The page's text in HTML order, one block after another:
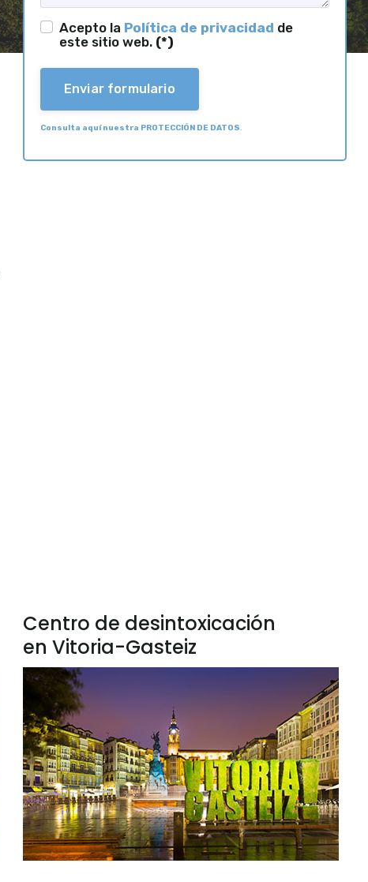
Acepto la Política de privacidad de
este sitio web. (*)
Enviar formulario
Consulta aquí nuestra PROTECCIÓN DE DATOS.
Centro de desintoxicación
en Vitoria-Gasteiz